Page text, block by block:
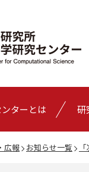
ターとは 研
広報 お知らせ一覧